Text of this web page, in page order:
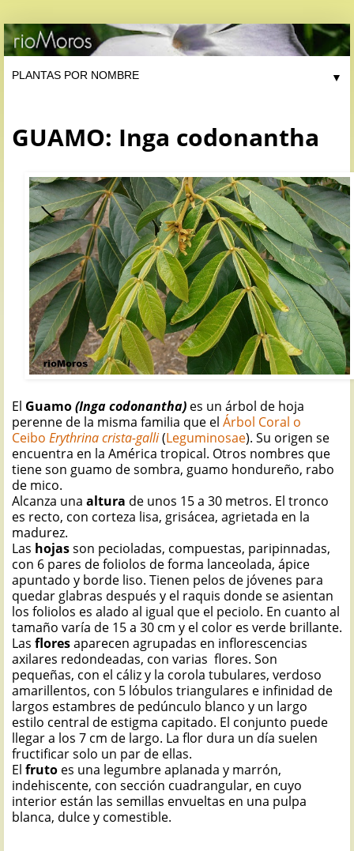
▼
GUAMO: Inga codonantha
El Guamo(Inga codonantha) es un árbol de hoja
perenne de la misma familia que el Árbol Coral o
Ceibo Erythrina crista-galli(Leguminosae). Su origen se
encuentra en la América tropical. Otros nombres que
tiene son guamo de sombra, guamo hondureño, rabo
de mico.
Alcanza una altura de unos 15 a 30 metros. El tronco
es recto, con corteza lisa, grisácea, agrietada en la
madurez.
Las hojasson pecioladas, compuestas, paripinnadas,
con 6 pares de foliolos de forma lanceolada, ápice
apuntado y borde liso. Tienen pelos de jóvenes para
quedar glabras después y el raquis donde se asientan
los foliolos es alado al igual que el peciolo. En cuanto al
tamaño varía de 15 a 30 cm y el color es verde brillante.
Las floresaparecen agrupadas en inflorescencias
axilares redondeadas, con varias flores. Son
pequeñas, con el cáliz y la corola tubulares, verdoso
amarillentos, con 5 lóbulos triangulares e infinidad de
largos estambres de pedúnculo blanco y un largo
estilo central de estigma capitado. El conjunto puede
llegar a los 7 cm de largo. La flor dura un día suelen
fructificar solo un par de ellas.
El fruto es una legumbre aplanada y marrón,
indehiscente, con sección cuadrangular, en cuyo
interior están las semillas envueltas en una pulpa
blanca, dulce y comestible.